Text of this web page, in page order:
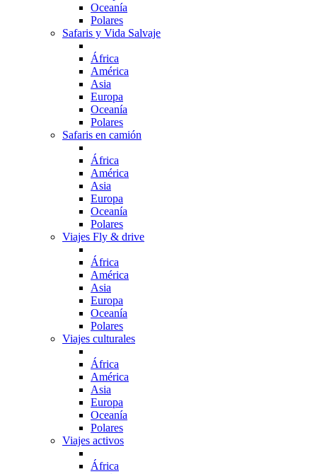
Oceanía
Polares
Safaris y Vida Salvaje
África
América
Asia
Europa
Oceanía
Polares
Safaris en camión
África
América
Asia
Europa
Oceanía
Polares
Viajes Fly & drive
África
América
Asia
Europa
Oceanía
Polares
Viajes culturales
África
América
Asia
Europa
Oceanía
Polares
Viajes activos
África